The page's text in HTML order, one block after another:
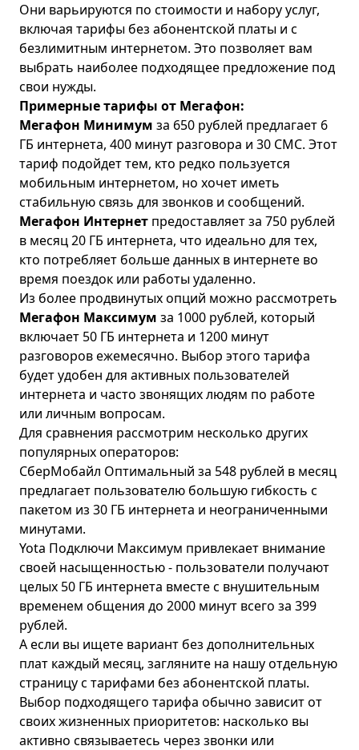
Они варьируются по стоимости и набору услуг,
включая тарифы без абонентской платы и с
безлимитным интернетом. Это позволяет вам
выбрать наиболее подходящее предложение под
свои нужды.
Примерные тарифы от Мегафон:
Мегафон Минимум за 650 рублей предлагает 6
ГБ интернета, 400 минут разговора и 30 СМС. Этот
тариф подойдет тем, кто редко пользуется
мобильным интернетом, но хочет иметь
стабильную связь для звонков и сообщений.
Мегафон Интернет предоставляет за 750 рублей
в месяц 20 ГБ интернета, что идеально для тех,
кто потребляет больше данных в интернете во
время поездок или работы удаленно.
Из более продвинутых опций можно рассмотреть
Мегафон Максимум за 1000 рублей, который
включает 50 ГБ интернета и 1200 минут
разговоров ежемесячно. Выбор этого тарифа
будет удобен для активных пользователей
интернета и часто звонящих людям по работе
или личным вопросам.
Для сравнения рассмотрим несколько других
популярных операторов:
СберМобайл Оптимальный за 548 рублей в месяц
предлагает пользователю большую гибкость с
пакетом из 30 ГБ интернета и неограниченными
минутами.
Yota Подключи Максимум привлекает внимание
своей насыщенностью - пользователи получают
целых 50 ГБ интернета вместе с внушительным
временем общения до 2000 минут всего за 399
рублей.
А если вы ищете вариант без дополнительных
плат каждый месяц, загляните на нашу отдельную
страницу с тарифами без абонентской платы.
Выбор подходящего тарифа обычно зависит от
своих жизненных приоритетов: насколько вы
активно связываетесь через звонки или